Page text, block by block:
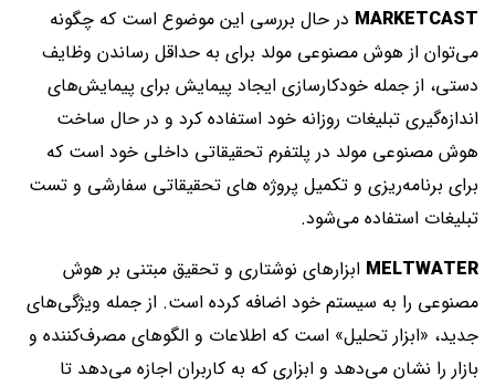
MARKETCAST در حال بررسی این موضوع است که چگونه
می‌توان از هوش مصنوعی مولد برای به حداقل رساندن وظایف
دستی، از جمله خودکارسازی ایجاد پیمایش برای پیمایش‌های
اندازه‌گیری تبلیغات روزانه خود استفاده کرد و در حال ساخت
هوش مصنوعی مولد در پلتفرم تحقیقاتی داخلی خود است که
برای برنامه‌ریزی و تکمیل پروژه های تحقیقاتی سفارشی و تست
تبلیغات استفاده می‌شود.
MELTWATER ابزارهای نوشتاری و تحقیق مبتنی بر هوش
مصنوعی را به سیستم خود اضافه کرده است. از جمله ویژگی‌های
جدید، «ابزار تحلیل» است که اطلاعات و الگوهای مصرف‌کننده و
بازار را نشان می‌دهد و ابزاری که به کاربران اجازه می‌دهد تا